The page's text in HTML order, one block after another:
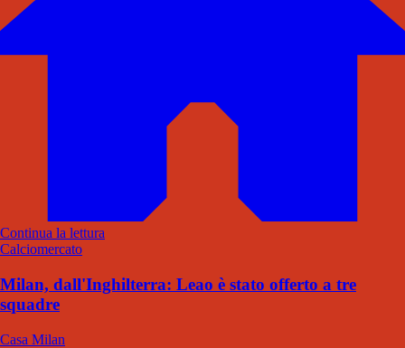
Continua la lettura
Calciomercato
Milan, dall'Inghilterra: Leao è stato offerto a tre
squadre
Casa Milan